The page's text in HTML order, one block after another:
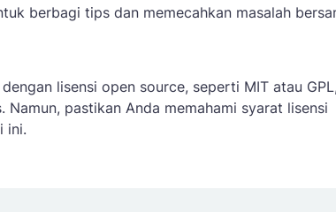
berbagi tips dan memecahkan masalah
lisensi open source, seperti MIT atau
pastikan Anda memahami syarat lisensi
ini.